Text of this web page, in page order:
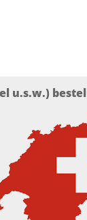
u.s.w.)